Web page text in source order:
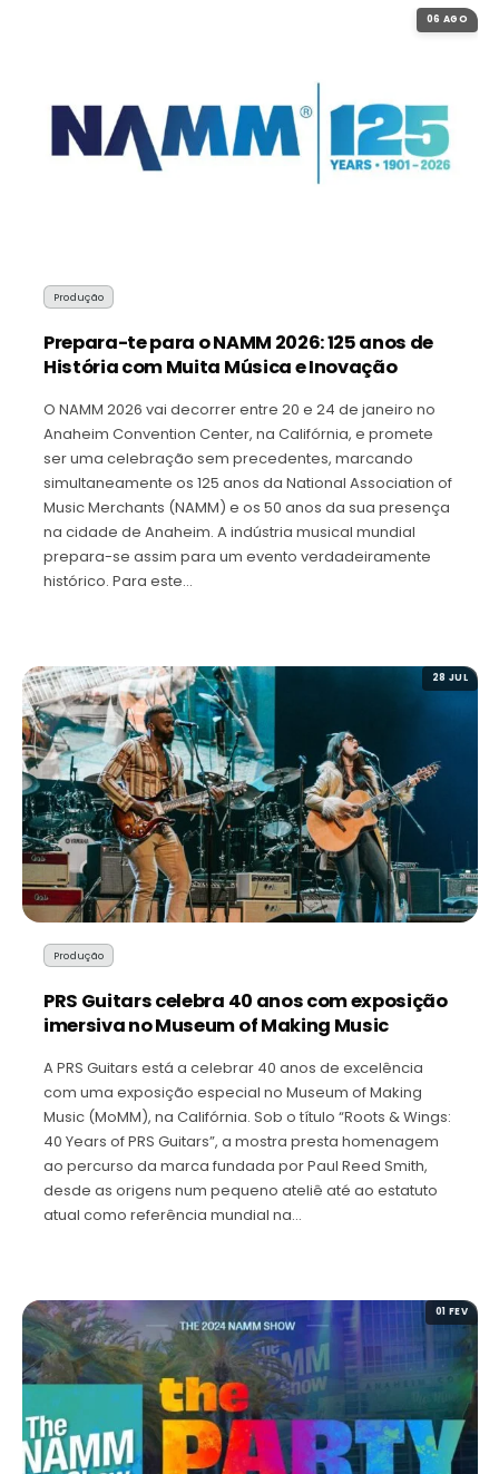
06 AGO
Produção
Prepara-te para o NAMM 2026: 125 anos de
História com Muita Música e Inovação
O NAMM 2026 vai decorrer entre 20 e 24 de janeiro no
Anaheim Convention Center, na Califórnia, e promete
ser uma celebração sem precedentes, marcando
simultaneamente os 125 anos da National Association of
Music Merchants (NAMM) e os 50 anos da sua presença
na cidade de Anaheim. A indústria musical mundial
prepara-se assim para um evento verdadeiramente
histórico. Para este…
28 JUL
Produção
PRS Guitars celebra 40 anos com exposição
imersiva no Museum of Making Music
A PRS Guitars está a celebrar 40 anos de excelência
com uma exposição especial no Museum of Making
Music (MoMM), na Califórnia. Sob o título “Roots & Wings:
40 Years of PRS Guitars”, a mostra presta homenagem
ao percurso da marca fundada por Paul Reed Smith,
desde as origens num pequeno ateliê até ao estatuto
atual como referência mundial na…
01 FEV